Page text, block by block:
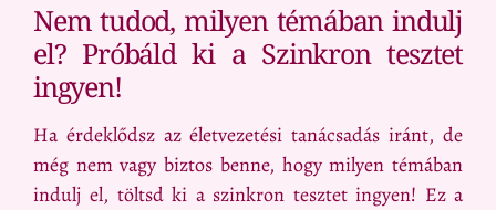
Nem tudod, milyen témában indulj
el? Próbáld ki a Szinkron tesztet
ingyen!
Ha érdeklődsz az életvezetési tanácsadás iránt, de
még nem vagy biztos benne, hogy milyen témában
indulj el, töltsd ki a szinkron tesztet ingyen! Ez a